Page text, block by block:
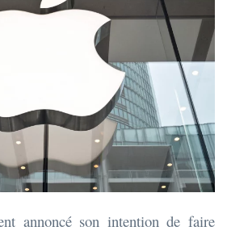
annoncé son intention de faire